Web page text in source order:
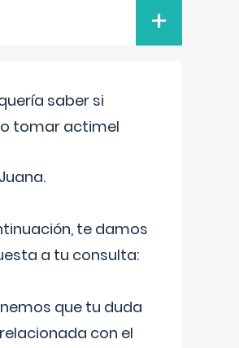
+
saber si
tomar actimel
te damos
a tu consulta:
que tu duda
con el